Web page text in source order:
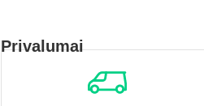
Privalumai